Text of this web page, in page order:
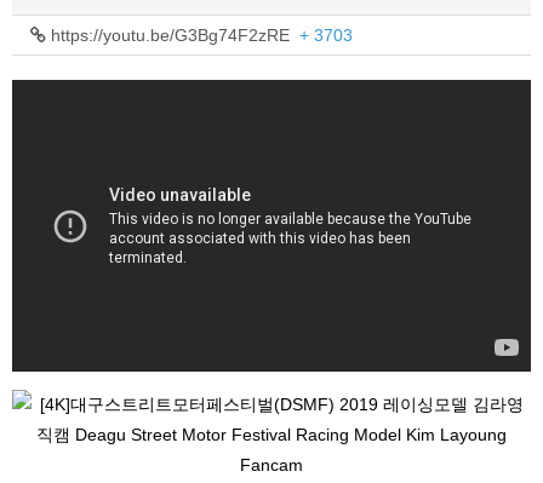
https://youtu.be/G3Bg74F2zRE + 3703